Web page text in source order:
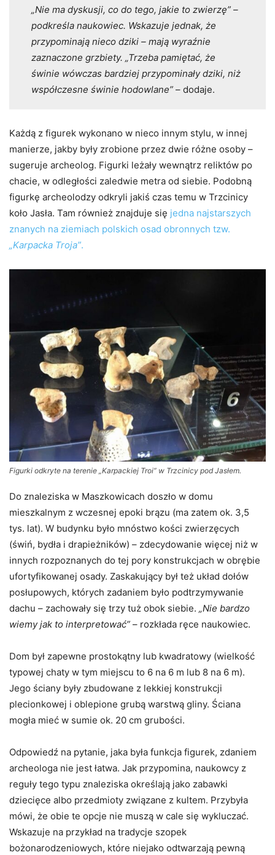
„Nie ma dyskusji, co do tego, jakie to zwierzę” –
podkreśla naukowiec. Wskazuje jednak, że
przypominają nieco dziki – mają wyraźnie
zaznaczone grzbiety. „Trzeba pamiętać, że
świnie wówczas bardziej przypominały dziki, niż
współczesne świnie hodowlane” – dodaje.
Każdą z figurek wykonano w nieco innym stylu, w innej
manierze, jakby były zrobione przez dwie różne osoby –
sugeruje archeolog. Figurki leżały wewnątrz reliktów po
chacie, w odległości zaledwie metra od siebie. Podobną
figurkę archeolodzy odkryli jakiś czas temu w Trzcinicy
koło Jasła. Tam również znajduje się jedna najstarszych
znanych na ziemiach polskich osad obronnych tzw.
„Karpacka Troja”.
Figurki odkryte na terenie „Karpackiej Troi” w Trzcinicy pod Jasłem.
Do znaleziska w Maszkowicach doszło w domu
mieszkalnym z wczesnej epoki brązu (ma zatem ok. 3,5
tys. lat). W budynku było mnóstwo kości zwierzęcych
(świń, bydła i drapieżników) – zdecydowanie więcej niż w
innych rozpoznanych do tej pory konstrukcjach w obrębie
ufortyfikowanej osady. Zaskakujący był też układ dołów
posłupowych, których zadaniem było podtrzymywanie
dachu – zachowały się trzy tuż obok siebie. „Nie bardzo
wiemy jak to interpretować” – rozkłada ręce naukowiec.
Dom był zapewne prostokątny lub kwadratowy (wielkość
typowej chaty w tym miejscu to 6 na 6 m lub 8 na 6 m).
Jego ściany były zbudowane z lekkiej konstrukcji
plecionkowej i oblepione grubą warstwą gliny. Ściana
mogła mieć w sumie ok. 20 cm grubości.
Odpowiedź na pytanie, jaka była funkcja figurek, zdaniem
archeologa nie jest łatwa. Jak przypomina, naukowcy z
reguły tego typu znaleziska określają jako zabawki
dziecięce albo przedmioty związane z kultem. Przybyła
mówi, że obie te opcje nie muszą w cale się wykluczać.
Wskazuje na przykład na tradycje szopek
bożonarodzeniowych, które niejako odtwarzają pewną